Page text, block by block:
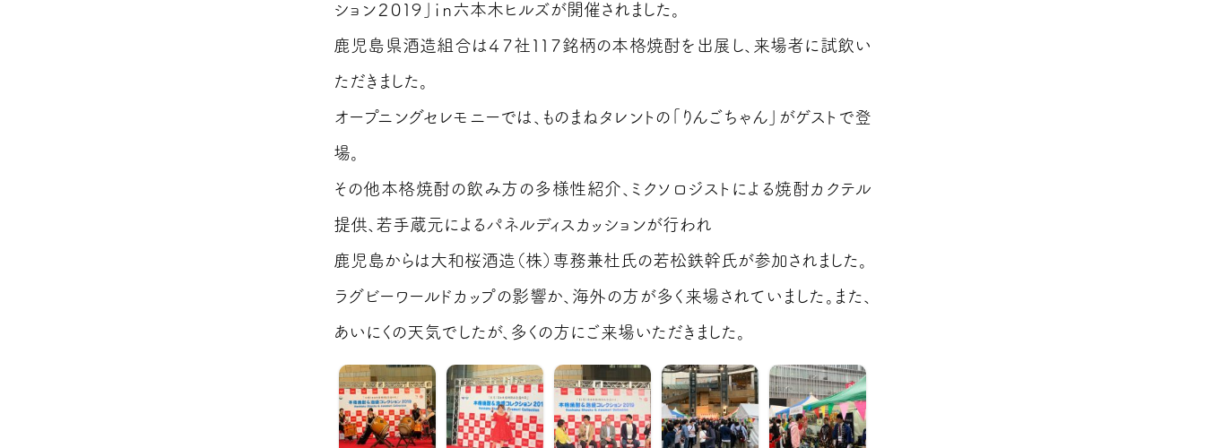
ション２０１９」ｉｎ六本木ヒルズが開催されました。
鹿児島県酒造組合は４７社１１７銘柄の本格焼酎を出展し、来場者に試飲い
ただきました。
オープニングセレモニーでは、ものまねタレントの「りんごちゃん」がゲストで登
場。
その他本格焼酎の飲み方の多様性紹介、ミクソロジストによる焼酎カクテル
提供、若手蔵元によるパネルディスカッションが行われ
鹿児島からは大和桜酒造（株）専務兼杜氏の若松鉄幹氏が参加されました。
ラグビーワールドカップの影響か、海外の方が多く来場されていました。また、
あいにくの天気でしたが、多くの方にご来場いただきました。